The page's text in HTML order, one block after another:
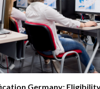
Germany: